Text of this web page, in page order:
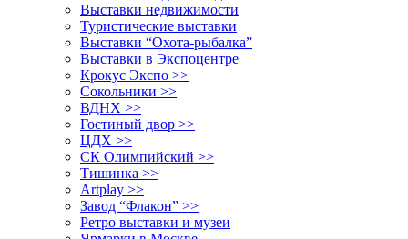
Выставки недвижимости
Туристические выставки
Выставки “Охота-рыбалка”
Выставки в Экспоцентре
Крокус Экспо >>
Сокольники >>
ВДНХ >>
Гостиный двор >>
ЦДХ >>
СК Олимпийский >>
Тишинка >>
Artplay >>
Завод “Флакон” >>
Ретро выставки и музеи